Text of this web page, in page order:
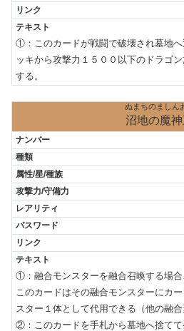
①：このカードが戦闘で破壊され墓地
ッキから攻撃力１５００以下のドラゴ
する。
ぬまちのましん
沼地の魔神
①：融合モンスターを融合召喚する場
このカードはその融合モンスターにカ
スター１体として代用できる（他の融合
②：このカードを手札から墓地へ捨てて